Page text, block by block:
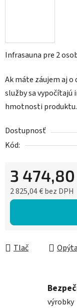
Infrasauna pre 2
Ak máte záujem aj
služby sa vypočítajú
hmotnosti produktu.
Dostupnosť
Kód:
3
2 825,04 € bez DPH
Tlač
výrobky